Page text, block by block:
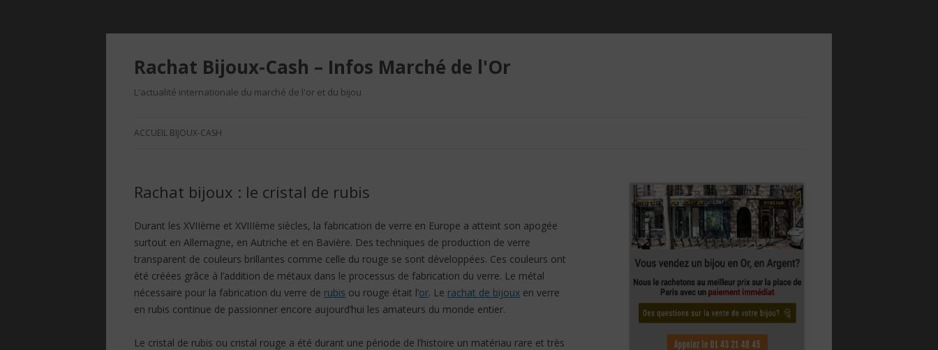
Rachat Bijoux-Cash – Infos Marché de l'Or
L'actualité internationale du marché de l'or et du bijou
ACCUEIL BIJOUX-CASH
Rachat bijoux : le cristal de rubis
Durant les XVIIème et XVIIIème siècles, la fabrication de verre en Europe a atteint son apogée
surtout en Allemagne, en Autriche et en Bavière. Des techniques de production de verre
transparent de couleurs brillantes comme celle du rouge se sont développées. Ces couleurs ont
été créées grâce à l’addition de métaux dans le processus de fabrication du verre. Le métal
nécessaire pour la fabrication du verre de rubis ou rouge était l’or. Le rachat de bijoux en verre
en rubis continue de passionner encore aujourd’hui les amateurs du monde entier.
Le cristal de rubis ou cristal rouge a été durant une période de l’histoire un matériau rare et très